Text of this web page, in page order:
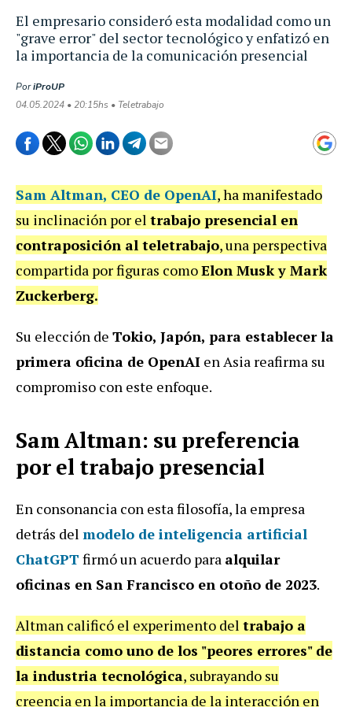
El empresario consideró esta modalidad como un
"grave error" del sector tecnológico y enfatizó en
la importancia de la comunicación presencial
PoriProUP
04.05.2024 • 20:15hs • Teletrabajo
Sam Altman, CEO de OpenAI, ha manifestado
su inclinación por el trabajo presencial en
contraposición al teletrabajo, una perspectiva
compartida por figuras comoElon Musk y Mark
Zuckerberg.
Su elección de Tokio, Japón, para establecer la
primera oficina de OpenAI en Asia reafirma su
compromiso con este enfoque.
Sam Altman: su preferencia
por el trabajo presencial
En consonancia con esta filosofía, la empresa
detrás del modelo de inteligencia artificial
ChatGPT firmó un acuerdo para alquilar
oficinas en San Francisco en otoño de 2023.
Altman calificó el experimento del trabajo a
distancia como uno de los "peores errores" de
la industria tecnológica, subrayando su
creencia en la importancia de la interacción en